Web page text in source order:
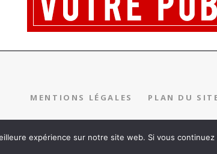
MENTIONS LÉGALES PLAN DU
expérience sur notre site web. Si vous